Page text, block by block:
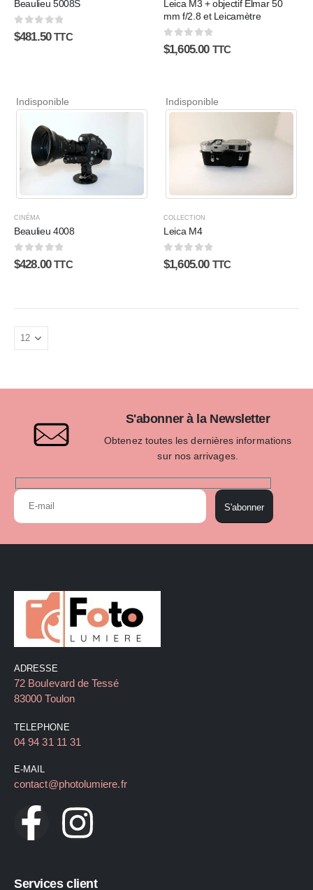
Beaulieu 5008S
0sur 5
$481.50 TTC
Leica M3 + objectif Elmar 50
mm f/2.8 et Leicamètre
0sur 5
$1,605.00 TTC
Indisponible
CINÉMA
Beaulieu 4008
0sur 5
$428.00 TTC
Indisponible
COLLECTION
Leica M4
0sur 5
$1,605.00 TTC
S'abonner à la Newsletter
Obtenez toutes les dernières informations
sur nos arrivages.
S'abonner
ADRESSE
72 Boulevard de Tessé
83000 Toulon
TELEPHONE
04 94 31 11 31
E-MAIL
contact@photolumiere.fr
Services client